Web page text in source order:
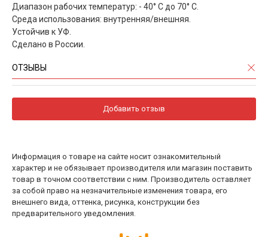
Диапазон рабочих температур: - 40° С до 70° С.
Среда использования: внутренняя/внешняя.
Устойчив к УФ.
Сделано в России.
ОТЗЫВЫ
Добавить отзыв
Информация о товаре на сайте носит ознакомительный
характер и не обязывает производителя или магазин поставить
товар в точном соответствии с ним. Производитель оставляет
за собой право на незначительные изменения товара, его
внешнего вида, оттенка, рисунка, конструкции без
предварительного уведомления.